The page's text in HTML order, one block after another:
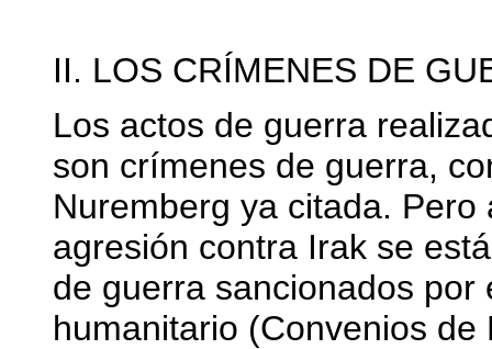
II. LOS CRÍMENES DE
Los actos de guerra
son crímenes de guerra,
Nuremberg ya citada.
agresión contra Irak se
de guerra sancionados
humanitario (Convenios